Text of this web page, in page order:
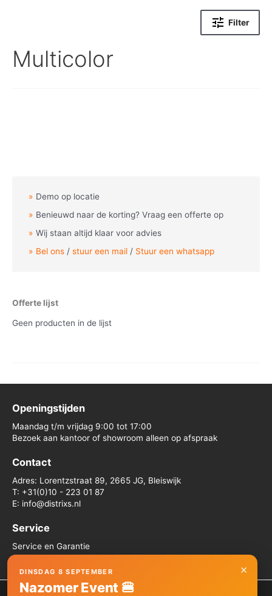
Demo op locatie
Benieuwd naar de korting? Vraag een offerte op
Wij staan altijd klaar voor advies
Bel ons /stuur een mail / Stuur een whatsapp
Offerte lijst
Geen producten in de lijst
Filter
Multicolor
Openingstijden
Maandag t/m vrijdag 9:00 tot 17:00
Bezoek aan kantoor of showroom alleen op afspraak
Contact
Adres: Lorentzstraat 89, 2665 JG, Bleiswijk
T: +31(0)10 - 223 01 87
E: info@distrixs.nl
Service
Service en Garantie
Algemene voorwaarden
×
DINSDAG 8 SEPTEMBER
Nazomer Event 🍔